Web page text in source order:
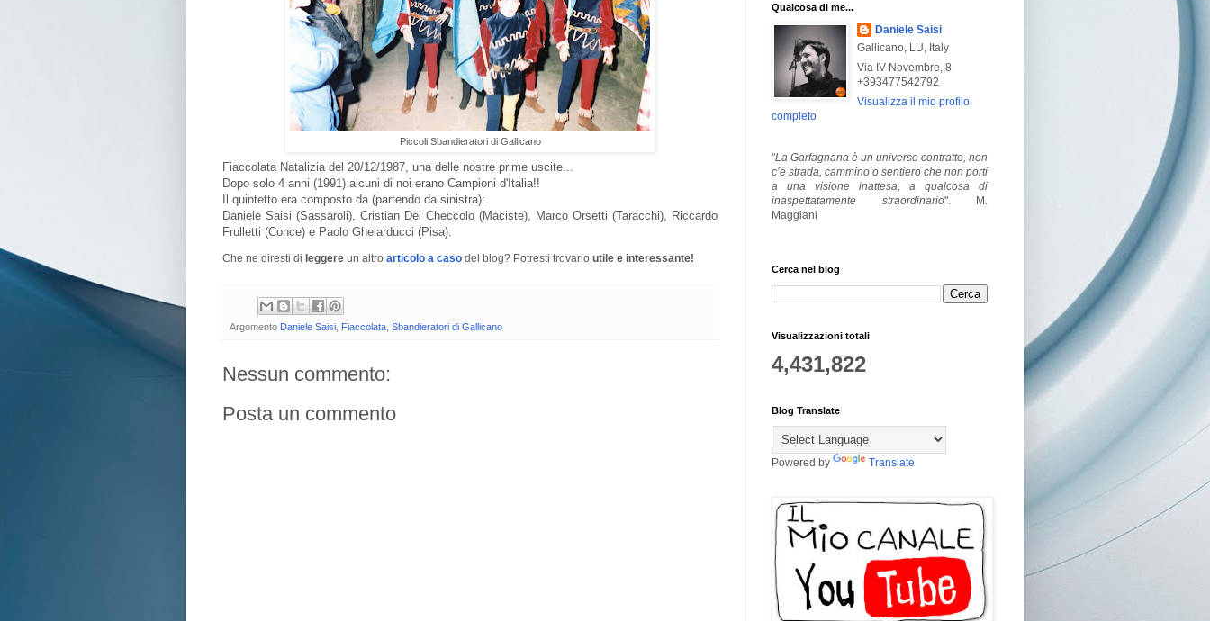
Piccoli Sbandieratori di Gallicano
Fiaccolata Natalizia del 20/12/1987, una delle nostre prime uscite...
Dopo solo 4 anni (1991) alcuni di noi erano Campioni d'Italia!!
Il quintetto era composto da (partendo da sinistra):
Daniele Saisi (Sassaroli), Cristian Del Checcolo (Maciste), Marco Orsetti (Taracchi), Riccardo
Frulletti (Conce) e Paolo Ghelarducci (Pisa).
Che ne diresti di leggere un altro articolo a caso del blog? Potresti trovarlo utile e interessante!
Argomento Daniele Saisi Fiaccolata Sbandieratori di Gallicano
Nessun commento:
Posta un commento
Qualcosa di me...
Daniele Saisi
Gallicano, LU, Italy
Via IV Novembre, 8
+393477542792
Visualizza il mio profilo
completo
"La Garfagnana è un universo contratto, non
c’è strada, cammino o sentiero che non porti
a una visione inattesa, a qualcosa di
inaspettatamente straordinario". M.
Maggiani
Cerca nel blog
Visualizzazioni totali
4,431,822
Blog Translate
Powered by Translate